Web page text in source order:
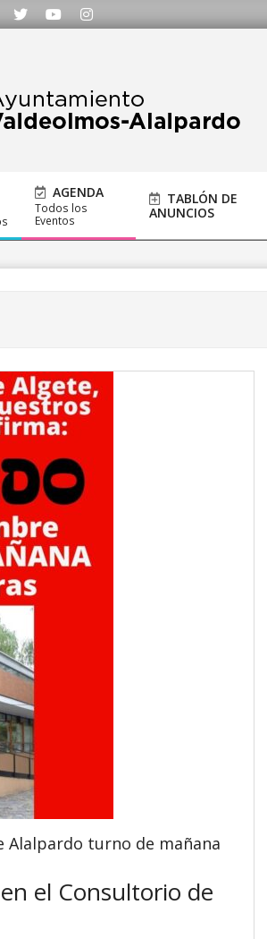
21 53 o escríbenos a ayuntamiento@alalpardo.org
AGENDA
Todos los
Eventos
TABLÓN DE
ANUNCIOS
Alalpardo turno de mañana
el Consultorio de